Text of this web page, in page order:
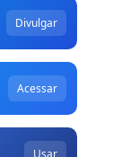
Divulgar
Acessar